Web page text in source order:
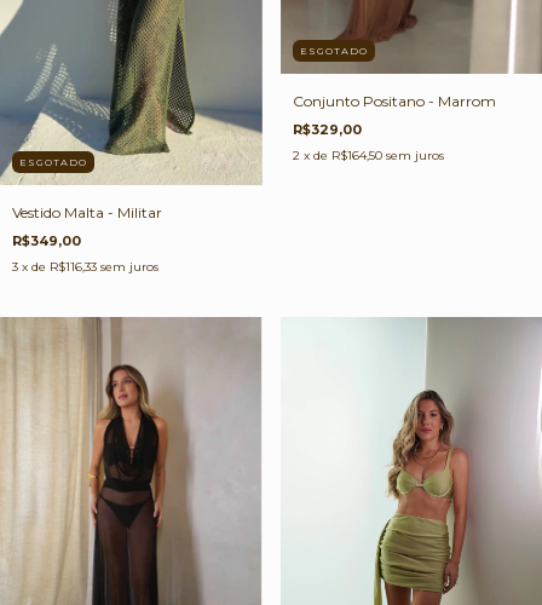
ESGOTADO
Vestido Malta - Militar
R$349,00
3 x de R$116,33 sem juros
ESGOTADO
Conjunto Positano - Marrom
R$329,00
2 x de R$164,50 sem juros